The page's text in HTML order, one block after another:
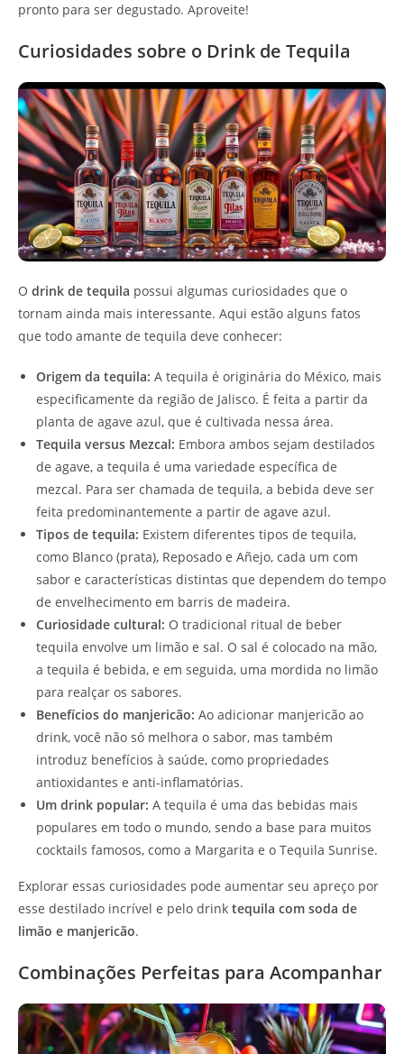
pronto para ser degustado. Aproveite!
Curiosidades sobre o Drink de Tequila
O drink de tequila possui algumas curiosidades que o
tornam ainda mais interessante. Aqui estão alguns fatos
que todo amante de tequila deve conhecer:
Origem da tequila: A tequila é originária do México, mais
especificamente da região de Jalisco. É feita a partir da
planta de agave azul, que é cultivada nessa área.
Tequila versus Mezcal: Embora ambos sejam destilados
de agave, a tequila é uma variedade específica de
mezcal. Para ser chamada de tequila, a bebida deve ser
feita predominantemente a partir de agave azul.
Tipos de tequila: Existem diferentes tipos de tequila,
como Blanco (prata), Reposado e Añejo, cada um com
sabor e características distintas que dependem do tempo
de envelhecimento em barris de madeira.
Curiosidade cultural: O tradicional ritual de beber
tequila envolve um limão e sal. O sal é colocado na mão,
a tequila é bebida, e em seguida, uma mordida no limão
para realçar os sabores.
Benefícios do manjericão: Ao adicionar manjericão ao
drink, você não só melhora o sabor, mas também
introduz benefícios à saúde, como propriedades
antioxidantes e anti-inflamatórias.
Um drink popular: A tequila é uma das bebidas mais
populares em todo o mundo, sendo a base para muitos
cocktails famosos, como a Margarita e o Tequila Sunrise.
Explorar essas curiosidades pode aumentar seu apreço por
esse destilado incrível e pelo drink tequila com soda de
limão e manjericão.
Combinações Perfeitas para Acompanhar